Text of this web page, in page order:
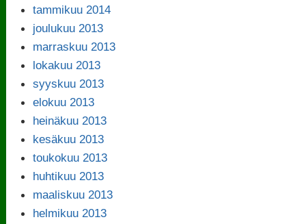
tammikuu 2014
joulukuu 2013
marraskuu 2013
lokakuu 2013
syyskuu 2013
elokuu 2013
heinäkuu 2013
kesäkuu 2013
toukokuu 2013
huhtikuu 2013
maaliskuu 2013
helmikuu 2013